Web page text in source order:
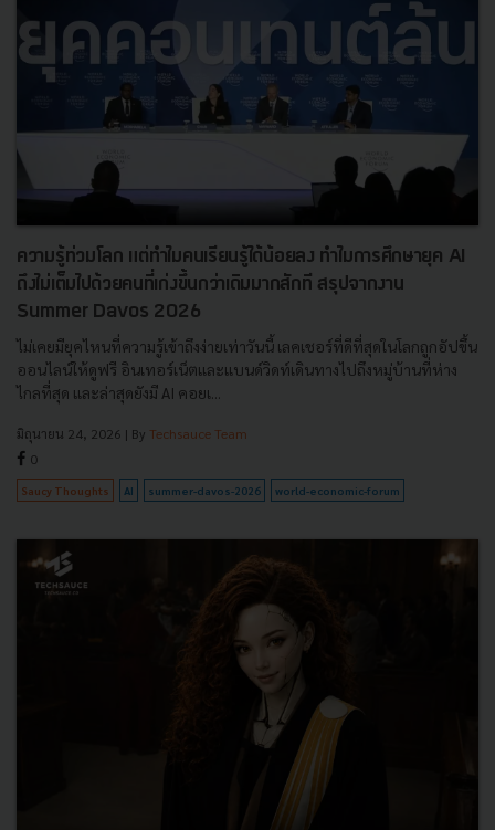
ความรู้ท่วมโลก แต่ทำไมคนเรียนรู้ได้น้อยลง ทำไมการศึกษายุค AI
ถึงไม่เต็มไปด้วยคนที่เก่งขึ้นกว่าเดิมมากสักที สรุปจากงาน
Summer Davos 2026
ไม่เคยมียุคไหนที่ความรู้เข้าถึงง่ายเท่าวันนี้ เลคเชอร์ที่ดีที่สุดในโลกถูกอัปขึ้น
ออนไลน์ให้ดูฟรี อินเทอร์เน็ตและแบนด์วิดท์เดินทางไปถึงหมู่บ้านที่ห่าง
ไกลที่สุด และล่าสุดยังมี AI คอยเ...
มิถุนายน 24, 2026 | By Techsauce Team
0
Saucy Thoughts AI summer-davos-2026 world-economic-forum